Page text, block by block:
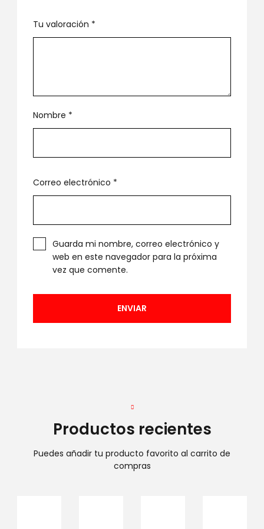
Tu valoración *
Nombre *
Correo electrónico *
Guarda mi nombre, correo electrónico y
web en este navegador para la próxima
vez que comente.
Productos recientes
Puedes añadir tu producto favorito al carrito de
compras